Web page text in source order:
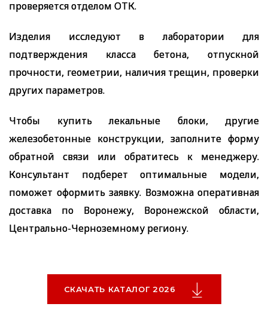
проверяется отделом ОТК.
Изделия исследуют в лаборатории для
подтверждения класса бетона, отпускной
прочности, геометрии, наличия трещин, проверки
других параметров.
Чтобы купить лекальные блоки, другие
железобетонные конструкции, заполните форму
обратной связи или обратитесь к менеджеру.
Консультант подберет оптимальные модели,
поможет оформить заявку. Возможна оперативная
доставка по Воронежу, Воронежской области,
Центрально-Черноземному региону.
СКАЧАТЬ КАТАЛОГ 2026